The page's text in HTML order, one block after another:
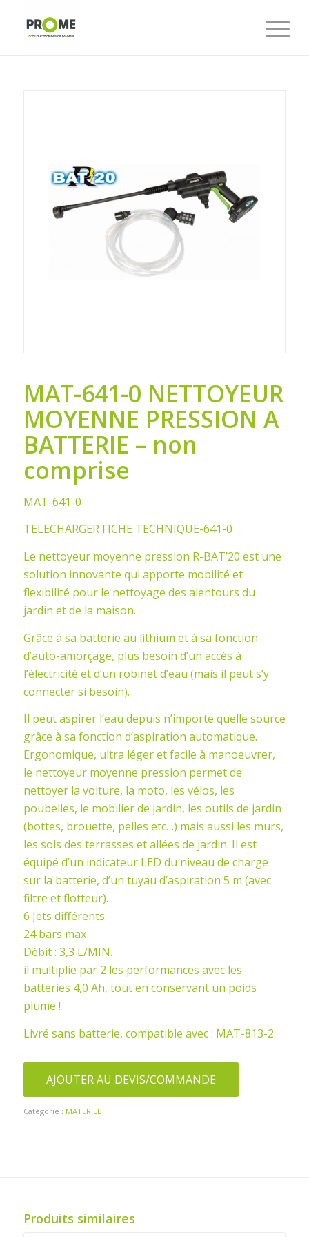
MAT-641-0 NETTOYEUR
MOYENNE PRESSION A
BATTERIE – non
comprise
MAT-641-0
TELECHARGER FICHE TECHNIQUE-641-0
Le nettoyeur moyenne pression R-BAT’20 est une
solution innovante qui apporte mobilité et
flexibilité pour le nettoyage des alentours du
jardin et de la maison.
Grâce à sa batterie au lithium et à sa fonction
d’auto-amorçage, plus besoin d’un accès à
l’électricité et d’un robinet d’eau (mais il peut s’y
connecter si besoin).
Il peut aspirer l’eau depuis n’importe quelle source
grâce à sa fonction d’aspiration automatique.
Ergonomique, ultra léger et facile à manoeuvrer,
le nettoyeur moyenne pression permet de
nettoyer la voiture, la moto, les vélos, les
poubelles, le mobilier de jardin, les outils de jardin
(bottes, brouette, pelles etc…) mais aussi les murs,
les sols des terrasses et allées de jardin. Il est
équipé d’un indicateur LED du niveau de charge
sur la batterie, d’un tuyau d’aspiration 5 m (avec
filtre et flotteur).
6 Jets différents.
24 bars max
Débit : 3,3 L/MIN.
il multiplie par 2 les performances avec les
batteries 4,0 Ah, tout en conservant un poids
plume !
Livré sans batterie, compatible avec : MAT-813-2
AJOUTER AU DEVIS/COMMANDE
Catégorie : MATERIEL
Produits similaires